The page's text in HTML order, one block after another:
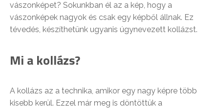
vászonképet? Sokunkban él az a kép, hogy a
vászonképek nagyok és csak egy képből állnak. Ez
tévedés, készíthetünk ugyanis úgynevezett kollázst.
Mi a kollázs?
A kollázs az a technika, amikor egy nagy képre több
kisebb kerül. Ezzel már meg is döntöttük a